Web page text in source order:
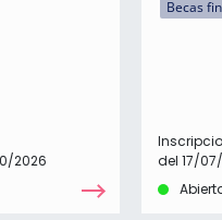
2026
Becas
del 17/